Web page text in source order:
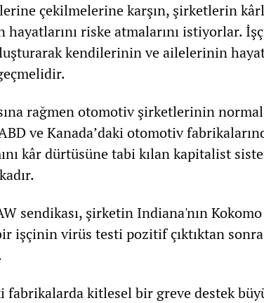
çekilmelerine karşın, şirketlerin
riske atmalarını istiyorlar.
kendilerinin ve ailelerinin
rağmen otomotiv şirketlerinin
ve Kanada’daki otomotiv
kâr dürtüsüne tabi kılan kapitalist
sendikası, şirketin Indiana'nın Kokomo
işçinin virüs testi pozitif çıktıktan
fabrikalarda kitlesel bir greve destek